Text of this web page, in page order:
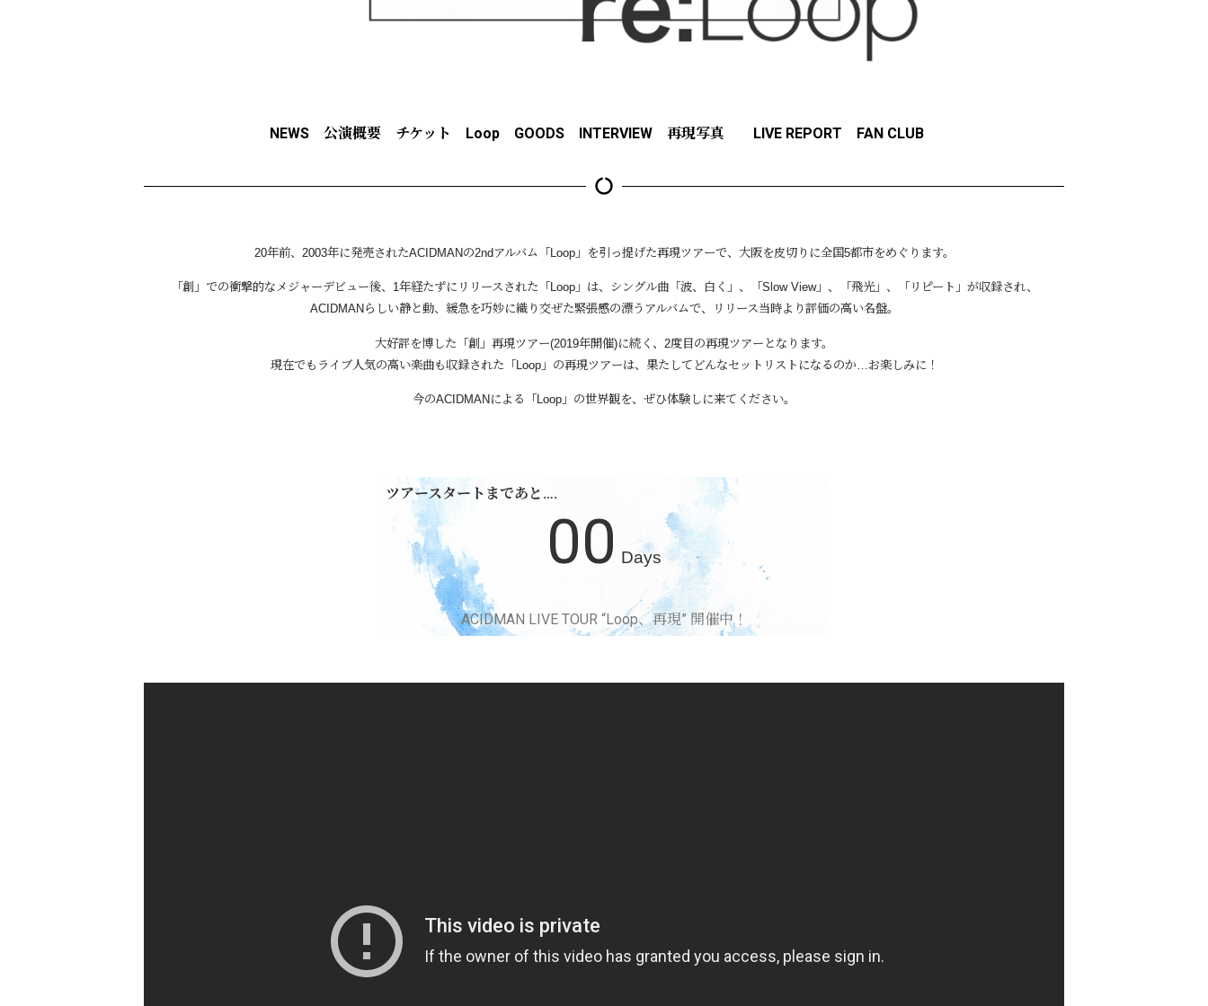
NEWS 公演概要 チケット Loop GOODS INTERVIEW 再現写真 LIVE REPORT FAN CLUB
20年前、2003年に発売されたACIDMANの2ndアルバム「Loop」を引っ提げた再現ツアーで、 大阪を皮切りに全国5都市をめぐります。
「創」での衝撃的なメジャーデビュー後、1年経たずにリリースされた「Loop」は、
シングル曲「波、白く」、「Slow View」、「飛光」、「リピート」が収録され、
ACIDMANらしい静と動、緩急を巧妙に織り交ぜた緊張感の漂うアルバムで、リリース当時より評価の高い名盤。
大好評を博した「創」再現ツアー(2019年開催)に続く、2度目の再現ツアーとなります。
現在でもライブ人気の高い楽曲も収録された「Loop」の再現ツアーは、果たしてどんなセットリストになるのか…お楽しみに！
今のACIDMANによる「Loop」の世界観を、ぜひ体験しに来てください。
ツアースタートまであと….
00 Days
ACIDMAN LIVE TOUR “Loop、再現” 開催中！